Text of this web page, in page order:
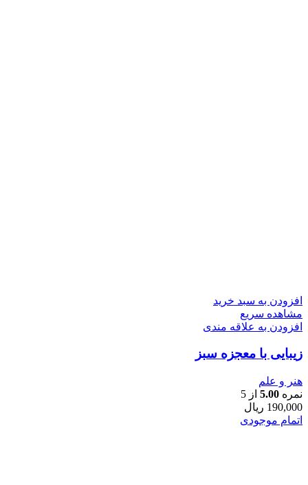
افزودن به سبد خرید
مشاهده سریع
افزودن به علاقه مندی
زیبایی با معجزه سبز
هنر و علم
نمره 5.00 از 5
190,000 ریال
اتمام موجودی